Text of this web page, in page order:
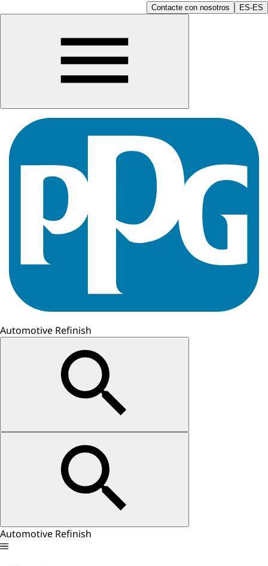
Contacte con nosotros ES-ES
Automotive Refinish
Automotive Refinish